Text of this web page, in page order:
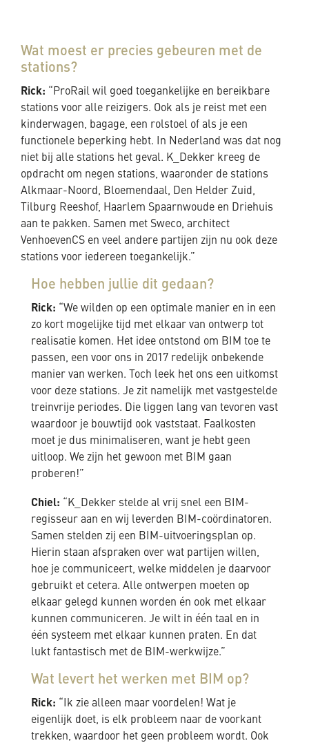
Wat moest er precies gebeuren met de
stations?
Rick: “ProRail wil goed toegankelijke en bereikbare
stations voor alle reizigers. Ook als je reist met een
kinderwagen, bagage, een rolstoel of als je een
functionele beperking hebt. In Nederland was dat nog
niet bij alle stations het geval. K_Dekker kreeg de
opdracht om negen stations, waaronder de stations
Alkmaar-Noord, Bloemendaal, Den Helder Zuid,
Tilburg Reeshof, Haarlem Spaarnwoude en Driehuis
aan te pakken. Samen met Sweco, architect
VenhoevenCS en veel andere partijen zijn nu ook deze
stations voor iedereen toegankelijk.”
Hoe hebben jullie dit gedaan?
Rick: “We wilden op een optimale manier en in een
zo kort mogelijke tijd met elkaar van ontwerp tot
realisatie komen. Het idee ontstond om BIM toe te
passen, een voor ons in 2017 redelijk onbekende
manier van werken. Toch leek het ons een uitkomst
voor deze stations. Je zit namelijk met vastgestelde
treinvrije periodes. Die liggen lang van tevoren vast
waardoor je bouwtijd ook vaststaat. Faalkosten
moet je dus minimaliseren, want je hebt geen
uitloop. We zijn het gewoon met BIM gaan
proberen!”
Chiel: “K_Dekker stelde al vrij snel een BIM-
regisseur aan en wij leverden BIM-coördinatoren.
Samen stelden zij een BIM-uitvoeringsplan op.
Hierin staan afspraken over wat partijen willen,
hoe je communiceert, welke middelen je daarvoor
gebruikt et cetera. Alle ontwerpen moeten op
elkaar gelegd kunnen worden én ook met elkaar
kunnen communiceren. Je wilt in één taal en in
één systeem met elkaar kunnen praten. En dat
lukt fantastisch met de BIM-werkwijze.”
Wat levert het werken met BIM op?
Rick: “Ik zie alleen maar voordelen! Wat je
eigenlijk doet, is elk probleem naar de voorkant
trekken, waardoor het geen probleem wordt. Ook